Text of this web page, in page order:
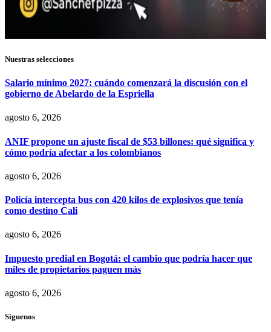
Nuestras selecciones
Salario mínimo 2027: cuándo comenzará la discusión con el
gobierno de Abelardo de la Espriella
agosto 6, 2026
ANIF propone un ajuste fiscal de $53 billones: qué significa y
cómo podría afectar a los colombianos
agosto 6, 2026
Policía intercepta bus con 420 kilos de explosivos que tenía
como destino Cali
agosto 6, 2026
Impuesto predial en Bogotá: el cambio que podría hacer que
miles de propietarios paguen más
agosto 6, 2026
Síguenos